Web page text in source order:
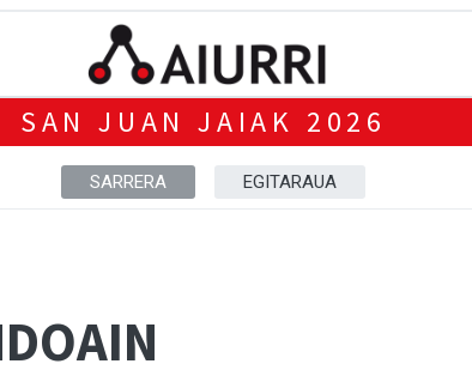
SAN JUAN JAIAK 2026
SARRERA EGITARAUA